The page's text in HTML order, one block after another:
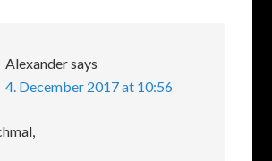
Alexandersays
4. December 2017 at 10:56